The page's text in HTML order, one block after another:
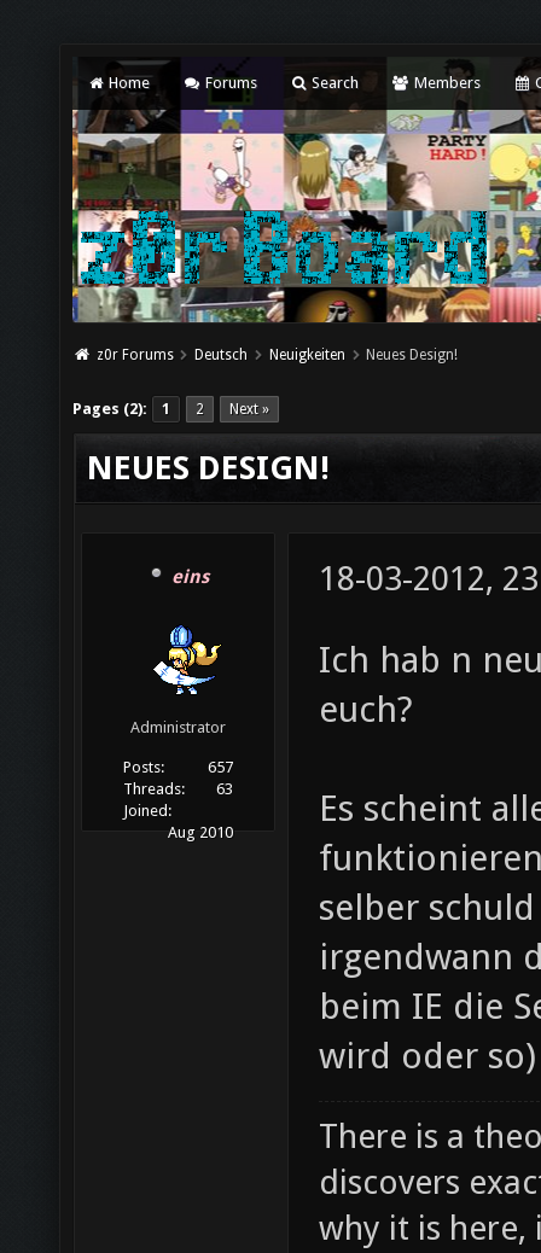
Home Forums Search Members
z0r Forums Deutsch Neuigkeiten Neues Design!
Pages (2): 1 2 Next »
NEUES DESIGN!
eins
Administrator
Posts:
657
Threads:
63
Joined:
Aug 2010
18-03-2012,
Ich hab n
euch?
Es scheint
selber
irgendwann
beim IE die
wird oder so)
There is a
discovers
why it is here,